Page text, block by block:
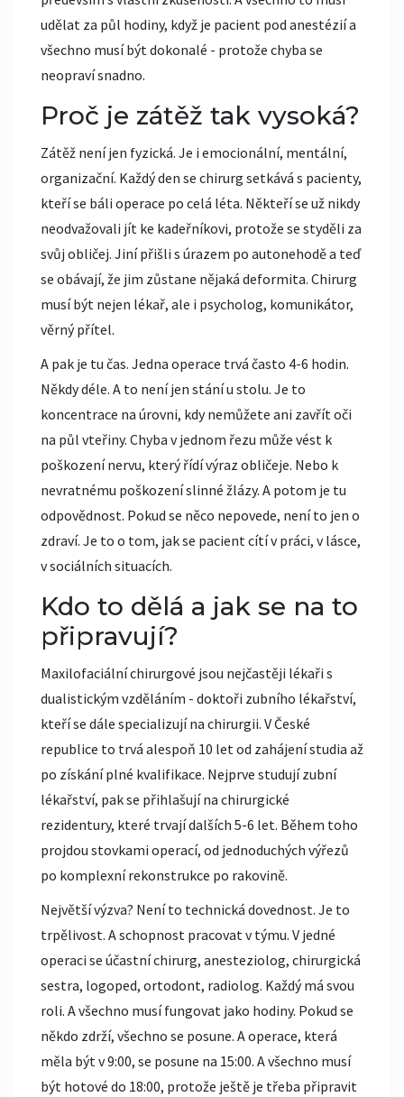
udělat za půl hodiny, když je pacient pod anestézií a
všechno musí být dokonalé - protože chyba se
neopraví snadno.
Proč je zátěž tak vysoká?
Zátěž není jen fyzická. Je i emocionální, mentální,
organizační. Každý den se chirurg setkává s pacienty,
kteří se báli operace po celá léta. Někteří se už nikdy
neodvažovali jít ke kadeřníkovi, protože se styděli za
svůj obličej. Jiní přišli s úrazem po autonehodě a teď
se obávají, že jim zůstane nějaká deformita. Chirurg
musí být nejen lékař, ale i psycholog, komunikátor,
věrný přítel.
A pak je tu čas. Jedna operace trvá často 4-6 hodin.
Někdy déle. A to není jen stání u stolu. Je to
koncentrace na úrovni, kdy nemůžete ani zavřít oči
na půl vteřiny. Chyba v jednom řezu může vést k
poškození nervu, který řídí výraz obličeje. Nebo k
nevratnému poškození slinné žlázy. A potom je tu
odpovědnost. Pokud se něco nepovede, není to jen o
zdraví. Je to o tom, jak se pacient cítí v práci, v lásce,
v sociálních situacích.
Kdo to dělá a jak se na to
připravují?
Maxilofaciální chirurgové jsou nejčastěji lékaři s
dualistickým vzděláním - doktoři zubního lékařství,
kteří se dále specializují na chirurgii. V České
republice to trvá alespoň 10 let od zahájení studia až
po získání plné kvalifikace. Nejprve studují zubní
lékařství, pak se přihlašují na chirurgické
rezidentury, které trvají dalších 5-6 let. Během toho
projdou stovkami operací, od jednoduchých výřezů
po komplexní rekonstrukce po rakovině.
Největší výzva? Není to technická dovednost. Je to
trpělivost. A schopnost pracovat v týmu. V jedné
operaci se účastní chirurg, anesteziolog, chirurgická
sestra, logoped, ortodont, radiolog. Každý má svou
roli. A všechno musí fungovat jako hodiny. Pokud se
někdo zdrží, všechno se posune. A operace, která
měla být v 9:00, se posune na 15:00. A všechno musí
být hotové do 18:00, protože ještě je třeba připravit